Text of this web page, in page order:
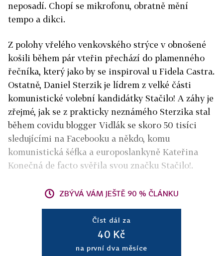
neposadí. Chopí se mikrofonu, obratně mění
tempo a dikci.
Z polohy vřelého venkovského strýce v obnošené
košili během pár vteřin přechází do plamenného
řečníka, který jako by se inspiroval u Fidela Castra.
Ostatně, Daniel Sterzik je lídrem z velké části
komunistické volební kandidátky Stačilo! A záhy je
zřejmé, jak se z prakticky neznámého Sterzika stal
během covidu blogger Vidlák se skoro 50 tisíci
sledujícími na Facebooku a někdo, komu
komunistická šéfka a europoslankyně Kateřina
Konečná de facto svěřila svou značku Stačilo!.
ZBÝVÁ VÁM JEŠTĚ 90 % ČLÁNKU
Číst dál za
40 Kč
na první dva měsíce